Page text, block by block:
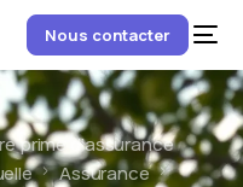
Nous contacter
prime d’assurance
Assurance